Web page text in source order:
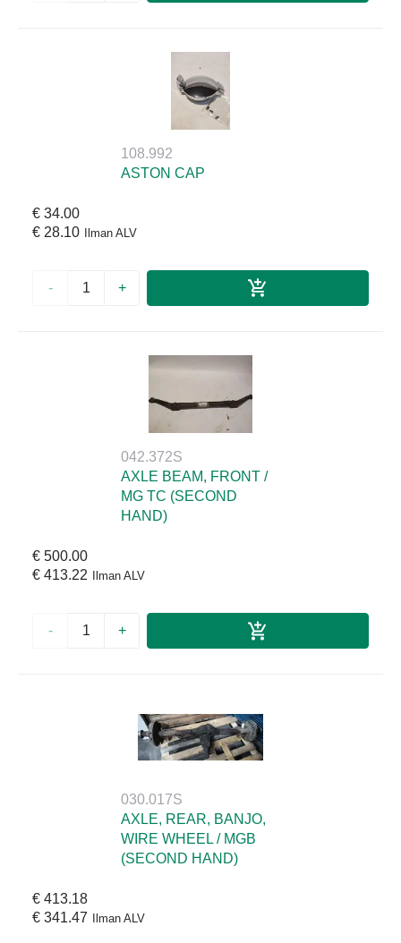
108.992
ASTON CAP
€ 34.00
€ 28.10
Ilman ALV
- +
042.372S
AXLE BEAM, FRONT /
MG TC (SECOND
HAND)
€ 500.00
€ 413.22
Ilman ALV
- +
030.017S
AXLE, REAR, BANJO,
WIRE WHEEL / MGB
(SECOND HAND)
€ 413.18
€ 341.47
Ilman ALV